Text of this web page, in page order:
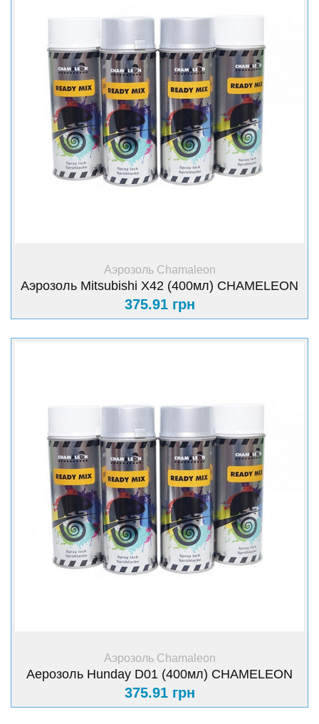
+ Купить
Аэрозоль Chamaleon
Аэрозоль Mitsubishi Х42 (400мл) CHAMELEON
375.91 грн
+ Купить
Аэрозоль Chamaleon
Аерозоль Hunday D01 (400мл) CHAMELEON
375.91 грн